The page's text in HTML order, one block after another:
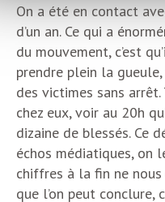
On a été en contact
d’un an. Ce qui a
du mouvement, c’est
prendre plein la
des victimes sans
chez eux, voir au 20h
dizaine de blessés. Ce
échos médiatiques, on
chiffres à la fin ne
que l’on peut conclure,